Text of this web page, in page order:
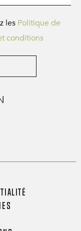
les Politique de
conditions